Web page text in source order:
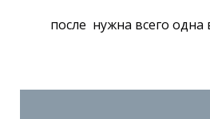
после нужна всего одна